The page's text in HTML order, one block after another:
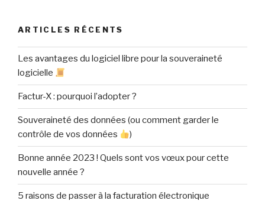
ARTICLES RÉCENTS
Les avantages du logiciel libre pour la souveraineté
logicielle
Factur-X : pourquoi l’adopter ?
Souveraineté des données (ou comment garder le
contrôle de vos données
)
Bonne année 2023 ! Quels sont vos vœux pour cette
nouvelle année ?
5 raisons de passer à la facturation électronique